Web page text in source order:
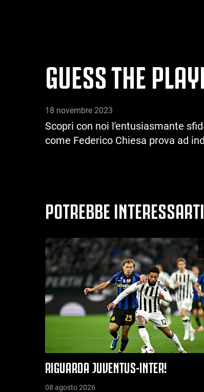
GUESS THE
18 novembre 2023
Scopri con noi l'entusiasmante
come Federico Chiesa prova ad
POTREBBE
RIGUARDA JUVENTUS-INTER!
08 agosto 2026